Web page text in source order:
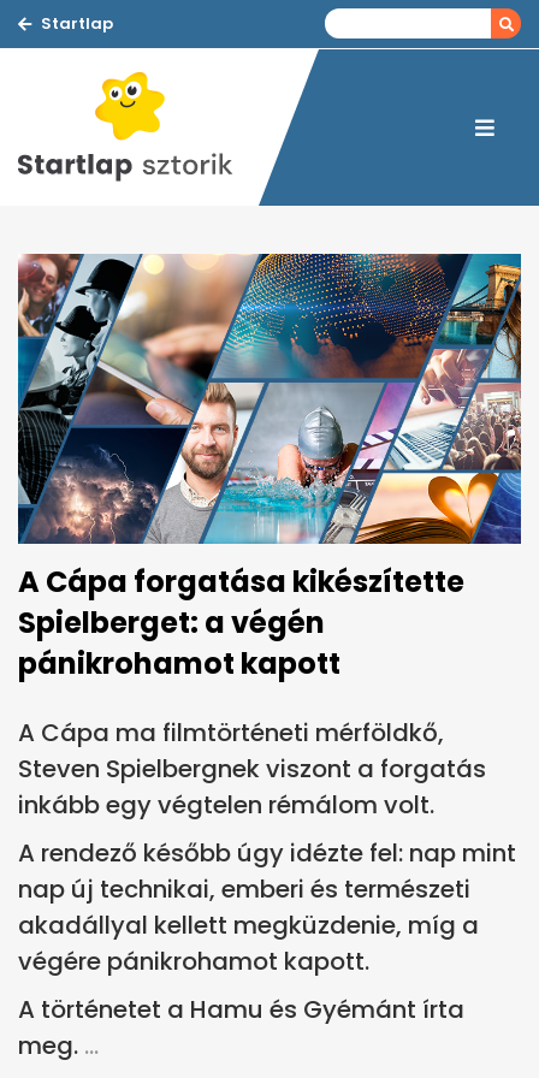
Startlap
A Cápa forgatása kikészítette
Spielberget: a végén
pánikrohamot kapott
A Cápa ma filmtörténeti mérföldkő,
Steven Spielbergnek viszont a forgatás
inkább egy végtelen rémálom volt.
A rendező később úgy idézte fel: nap mint
nap új technikai, emberi és természeti
akadállyal kellett megküzdenie, míg a
végére pánikrohamot kapott.
A történetet a Hamu és Gyémánt írta
meg.